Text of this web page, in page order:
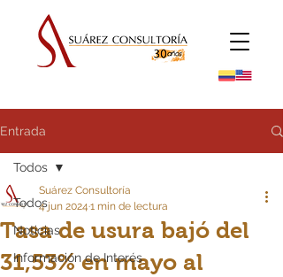
Entrada
Todos
Noticias
Información de Interés
Todos
Tasa de usura bajó del
31,53% en mayo al
Suárez Consultoría
4 jun 2024 1 min de lectura